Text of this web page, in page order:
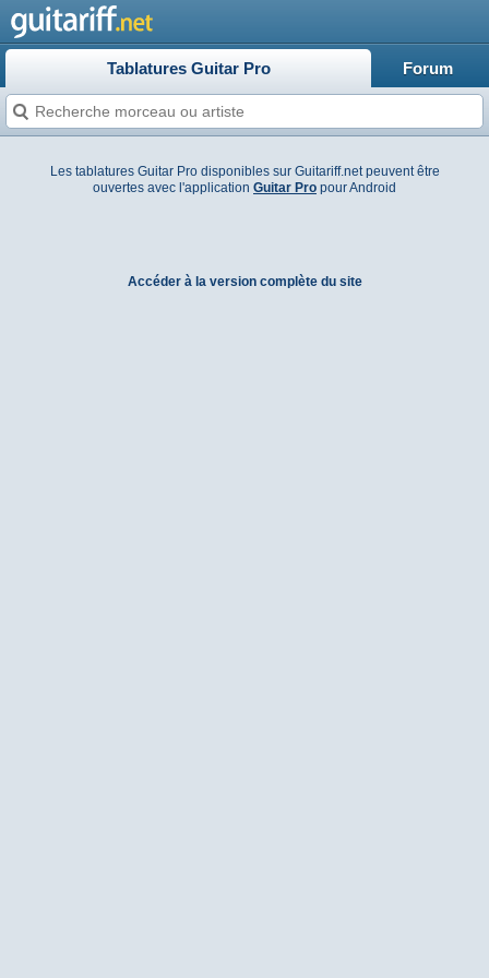
Tablatures Guitar Pro Forum
Les tablatures Guitar Pro disponibles sur Guitariff.net peuvent être
ouvertes avec l'application Guitar Pro pour Android
Accéder à la version complète du site